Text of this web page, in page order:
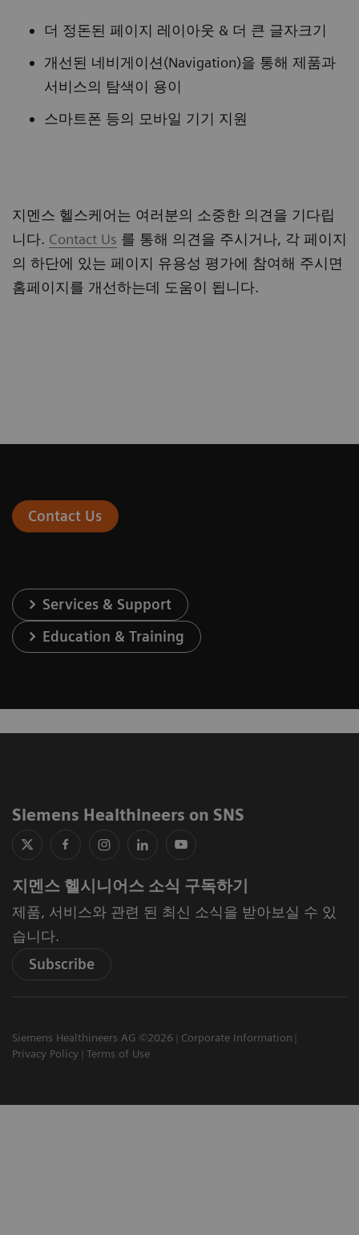
더 정돈된 페이지 레이아웃 & 더 큰 글자크기
개선된 네비게이션(Navigation)을 통해 제품과
서비스의 탐색이 용이
스마트폰 등의 모바일 기기 지원
지멘스 헬스케어는 여러분의 소중한 의견을 기다립
니다. Contact Us 를 통해 의견을 주시거나, 각 페이지
의 하단에 있는 페이지 유용성 평가에 참여해 주시면
홈페이지를 개선하는데 도움이 됩니다.
Contact Us
Services & Support
Education & Training
Siemens Healthineers on SNS
지멘스 헬시니어스 소식 구독하기
제품, 서비스와 관련 된 최신 소식을 받아보실 수 있
습니다.
Subscribe
Siemens Healthineers AG ©2026
Corporate Information
Privacy Policy
Terms of Use